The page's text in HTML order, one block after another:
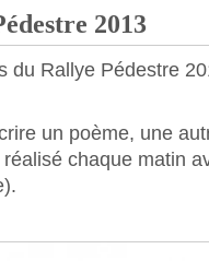
2013
du Rallye Pédestre
un poème, une
réalisé chaque matin